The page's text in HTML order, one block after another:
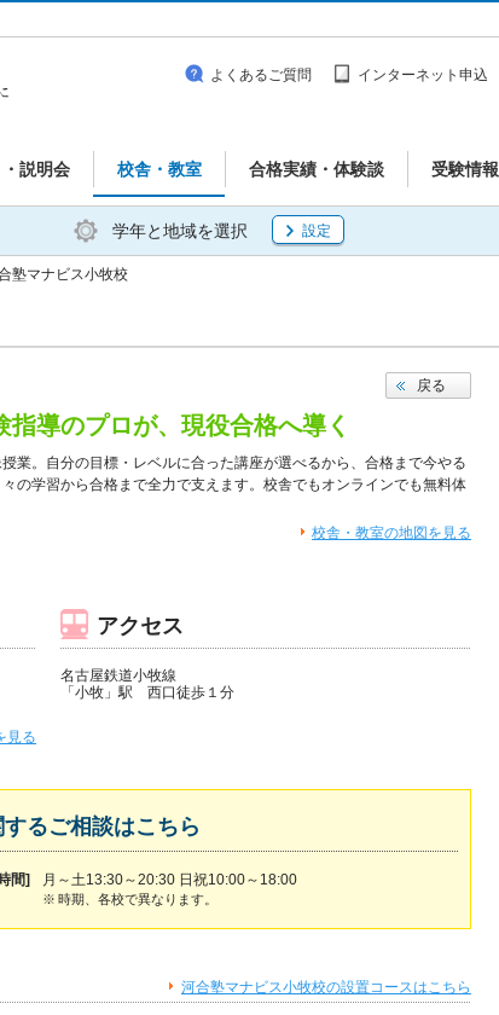
説明会 校舎・教室 合格実績・体験談 受験情報
よくあるご質問 インターネット申込
学年と地域を選択 設定
塾マナビス小牧校
戻る
導のプロが、現役合格へ導く
業。自分の目標・レベルに合った講座が選べるから、合格まで今やる
の学習から合格まで全力で支えます。校舎でもオンラインでも無料体
校舎・教室の地図を見る
見る
アクセス
名古屋鉄道小牧線
「小牧」駅 西口徒歩１分
るご相談はこちら
間] 月～土13:30～20:30 日祝10:00～18:00
※ 時期、各校で異なります。
河合塾マナビス小牧校の設置コースはこちら